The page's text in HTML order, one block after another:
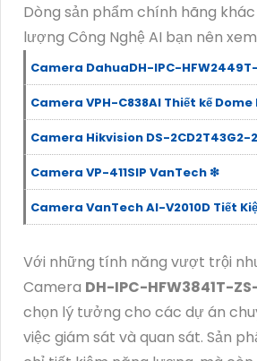
Dòng sản phẩm chính hãng
lượng Công Nghệ AI bạn nên
Camera DahuaDH-IPC-
Camera VPH-C838AI Thiết kế Dome
Camera Hikvision DS-2CD2T43G2-
Camera VP-411SIP VanTech ❇
Camera VanTech AI-V2010D Tiết
Với những tính năng vượt trội
Camera DH-IPC-HFW3841T-
chọn lý tưởng cho các dự án
việc giám sát và quan sát. Sản